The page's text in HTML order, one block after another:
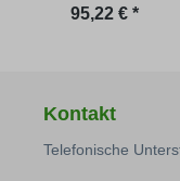
Regulärer
95,22 € *
Kontakt
Telefonische